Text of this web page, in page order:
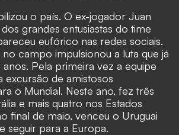
o país. O ex-jogador Juan
grandes entusiastas do time
eufórico nas redes sociais.
no campo impulsionou a luta que já
anos. Pela primeira vez a equipe
excursão de amistosos
o Mundial. Neste ano, fez três
e mais quatro nos Estados
final de maio, venceu o Uruguai
seguir para a Europa.